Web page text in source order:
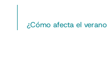
¿Cómo afecta el